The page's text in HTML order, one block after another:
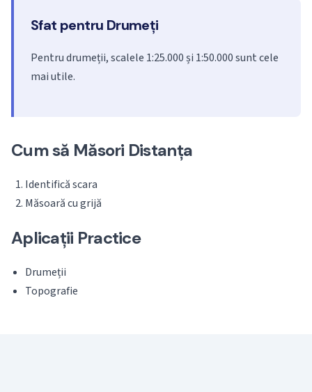
Sfat pentru Drumeți
Pentru drumeții, scalele 1:25.000 și 1:50.000 sunt cele
mai utile.
Cum să Măsori Distanța
Identifică scara
Măsoară cu grijă
Aplicații Practice
Drumeții
Topografie